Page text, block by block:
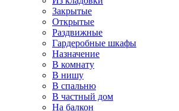
Закрытые
Открытые
Раздвижные
Гардеробные шкафы
Назначение
В комнату
В нишу
В спальню
В частный дом
На балкон